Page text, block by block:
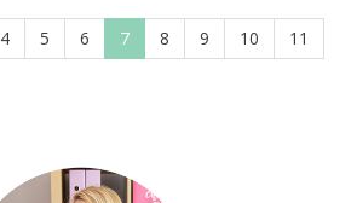
Page
4 Page
5 Page
6
Current
page
7 Page
8 Page
9 Page
10 Page
11